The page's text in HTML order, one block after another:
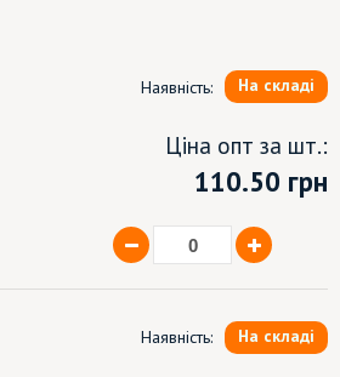
Наявність: На складі
Ціна опт за шт.:
110.50 грн
Наявність: На складі